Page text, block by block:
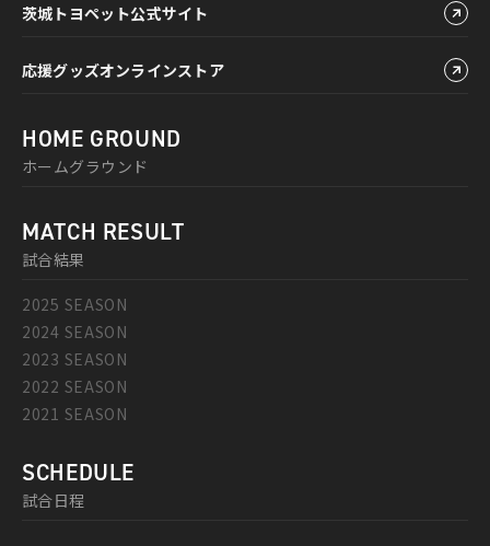
茨城トヨペット公式サイト
応援グッズオンラインストア
HOME GROUND
ホームグラウンド
MATCH RESULT
試合結果
2025 SEASON
2024 SEASON
2023 SEASON
2022 SEASON
2021 SEASON
SCHEDULE
試合日程